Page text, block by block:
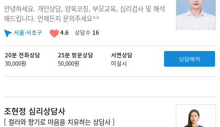
안녕하세요. 개인상담, 양육코칭, 부모교육, 심리검사 및 해석
해드립니다. 언제든지 문의주세요^^
서울·서초구 4.6 상담수 16
20분 전화상담
30,000원
25분 방문상담
50,000원
서면상담
미실시
상담예약
조현정 심리상담사
[ 컬러와 향기로 마음을 치유하는 상담사 ]